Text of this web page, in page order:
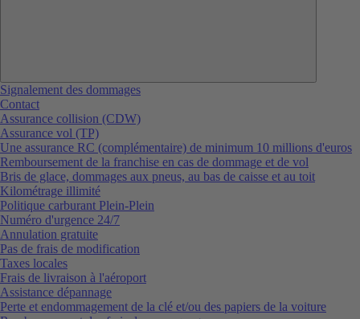
Signalement des dommages
Contact
Assurance collision (CDW)
Assurance vol (TP)
Une assurance RC (complémentaire) de minimum 10 millions d'euros
Remboursement de la franchise en cas de dommage et de vol
Bris de glace, dommages aux pneus, au bas de caisse et au toit
Kilométrage illimité
Politique carburant Plein-Plein
Numéro d'urgence 24/7
Annulation gratuite
Pas de frais de modification
Taxes locales
Frais de livraison à l'aéroport
Assistance dépannage
Perte et endommagement de la clé et/ou des papiers de la voiture